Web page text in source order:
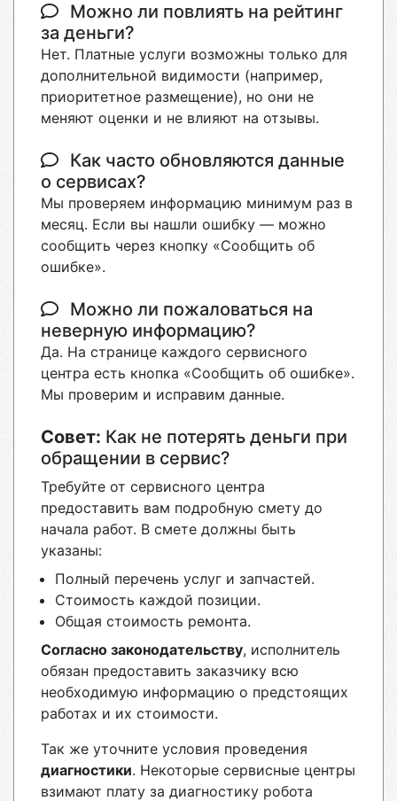
Можно ли повлиять на рейтинг
за деньги?
Нет. Платные услуги возможны только для
дополнительной видимости (например,
приоритетное размещение), но они не
меняют оценки и не влияют на отзывы.
Как часто обновляются данные
о сервисах?
Мы проверяем информацию минимум раз в
месяц. Если вы нашли ошибку — можно
сообщить через кнопку «Сообщить об
ошибке».
Можно ли пожаловаться на
неверную информацию?
Да. На странице каждого сервисного
центра есть кнопка «Сообщить об ошибке».
Мы проверим и исправим данные.
Совет: Как не потерять деньги при
обращении в сервис?
Требуйте от сервисного центра
предоставить вам подробную смету до
начала работ. В смете должны быть
указаны:
Полный перечень услуг и запчастей.
Стоимость каждой позиции.
Общая стоимость ремонта.
Согласно законодательству, исполнитель
обязан предоставить заказчику всю
необходимую информацию о предстоящих
работах и их стоимости.
Так же уточните условия проведения
диагностики. Некоторые сервисные центры
взимают плату за диагностику робота